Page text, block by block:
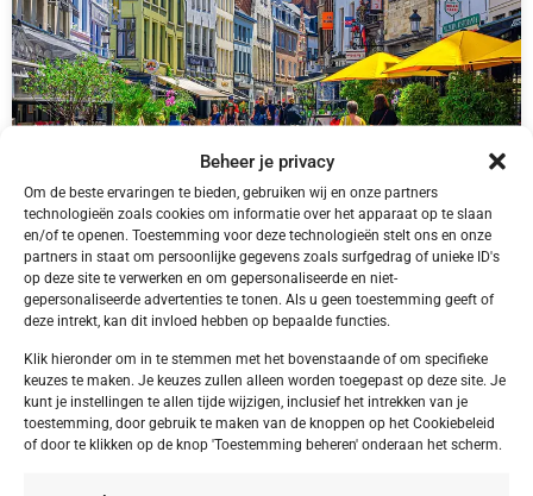
Beheer je privacy
Om de beste ervaringen te bieden, gebruiken wij en onze partners
technologieën zoals cookies om informatie over het apparaat op te slaan
en/of te openen. Toestemming voor deze technologieën stelt ons en onze
partners in staat om persoonlijke gegevens zoals surfgedrag of unieke ID's
op deze site te verwerken en om gepersonaliseerde en niet-
gepersonaliseerde advertenties te tonen. Als u geen toestemming geeft of
deze intrekt, kan dit invloed hebben op bepaalde functies.
Klik hieronder om in te stemmen met het bovenstaande of om specifieke
keuzes te maken. Je keuzes zullen alleen worden toegepast op deze site. Je
kunt je instellingen te allen tijde wijzigen, inclusief het intrekken van je
toestemming, door gebruik te maken van de knoppen op het Cookiebeleid
of door te klikken op de knop 'Toestemming beheren' onderaan het scherm.
België, Antwerpen
Antwerpen Antwerpen Tulip Inn Antwerpen
€ 40,00